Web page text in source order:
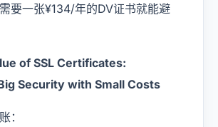
要一张¥134/年的DV证书就能避
of SSL Certificates:
Security with Small Costs
：